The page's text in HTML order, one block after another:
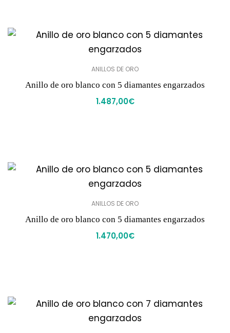
ANILLOS DE ORO
Anillo de oro blanco con 5 diamantes engarzados
1.487,00€
ANILLOS DE ORO
Anillo de oro blanco con 5 diamantes engarzados
1.470,00€